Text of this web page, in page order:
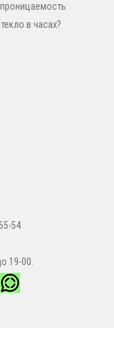
в часах?
54
19-00.